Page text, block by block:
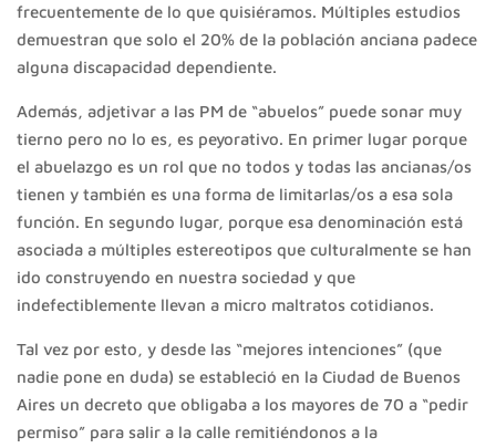
frecuentemente de lo que quisiéramos. Múltiples estudios
demuestran que solo el 20% de la población anciana padece
alguna discapacidad dependiente.
Además, adjetivar a las PM de “abuelos” puede sonar muy
tierno pero no lo es, es peyorativo. En primer lugar porque
el abuelazgo es un rol que no todos y todas las ancianas/os
tienen y también es una forma de limitarlas/os a esa sola
función. En segundo lugar, porque esa denominación está
asociada a múltiples estereotipos que culturalmente se han
ido construyendo en nuestra sociedad y que
indefectiblemente llevan a micro maltratos cotidianos.
Tal vez por esto, y desde las “mejores intenciones” (que
nadie pone en duda) se estableció en la Ciudad de Buenos
Aires un decreto que obligaba a los mayores de 70 a “pedir
permiso” para salir a la calle remitiéndonos a la